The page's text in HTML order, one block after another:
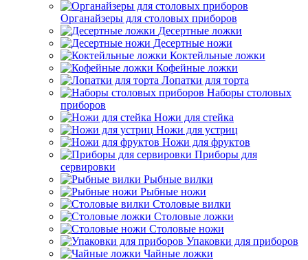
Органайзеры для столовых приборов
Десертные ложки
Десертные ножи
Коктейльные ложки
Кофейные ложки
Лопатки для торта
Наборы столовых
приборов
Ножи для стейка
Ножи для устриц
Ножи для фруктов
Приборы для
сервировки
Рыбные вилки
Рыбные ножи
Столовые вилки
Столовые ложки
Столовые ножи
Упаковки для приборов
Чайные ложки